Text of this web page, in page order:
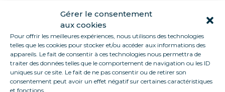
Gérer le consentement
aux cookies
Pour offrir les meilleures expériences, nous utilisons des technologies
telles que les cookies pour stocker et/ou accéder aux informations des
appareils. Le fait de consentir à ces technologies nous permettra de
traiter des données telles que le comportement de navigation ou les ID
uniques sur ce site. Le fait de ne pas consentir ou de retirer son
consentement peut avoir un effet négatif sur certaines caractéristiques
et fonctions.
unidades são fornecidas numa unidade autónoma.
DESTAQUES DO PRODUTO
Bi-temperatura